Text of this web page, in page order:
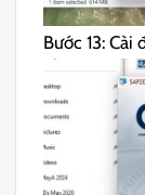
Bước 13: